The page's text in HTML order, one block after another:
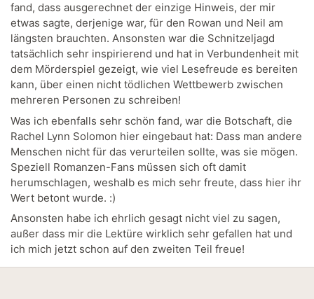
fand, dass ausgerechnet der einzige Hinweis, der mir
etwas sagte, derjenige war, für den Rowan und Neil am
längsten brauchten. Ansonsten war die Schnitzeljagd
tatsächlich sehr inspirierend und hat in Verbundenheit mit
dem Mörderspiel gezeigt, wie viel Lesefreude es bereiten
kann, über einen nicht tödlichen Wettbewerb zwischen
mehreren Personen zu schreiben!
Was ich ebenfalls sehr schön fand, war die Botschaft, die
Rachel Lynn Solomon hier eingebaut hat: Dass man andere
Menschen nicht für das verurteilen sollte, was sie mögen.
Speziell Romanzen-Fans müssen sich oft damit
herumschlagen, weshalb es mich sehr freute, dass hier ihr
Wert betont wurde. :)
Ansonsten habe ich ehrlich gesagt nicht viel zu sagen,
außer dass mir die Lektüre wirklich sehr gefallen hat und
ich mich jetzt schon auf den zweiten Teil freue!